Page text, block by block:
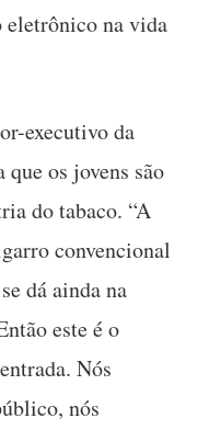
na vida
executivo da
os jovens são
do tabaco. “A
convencional
dá ainda na
este é o
Nós
nós